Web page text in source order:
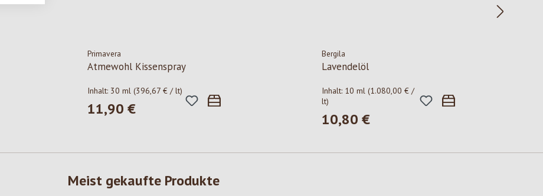
Primavera
Atmewohl Kissenspray
Inhalt: 30 ml (396,67 € / lt)
Regulärer Preis:
11,90 €
Bergila
Lavendelöl
Inhalt: 10 ml (1.080,00 € /
lt)
Regulärer Preis:
10,80 €
Meist gekaufte Produkte